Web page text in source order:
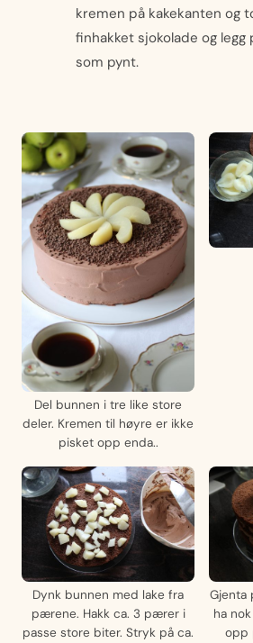
kremen på kakekanten og
finhakket sjokolade og
som pynt.
Del bunnen i tre like store
deler. Kremen til høyre er ikke
pisket opp enda..
Dynk bunnen med lake fra
pærene. Hakk ca. 3 pærer i
passe store biter. Stryk på ca.
Gjenta
ha
opp